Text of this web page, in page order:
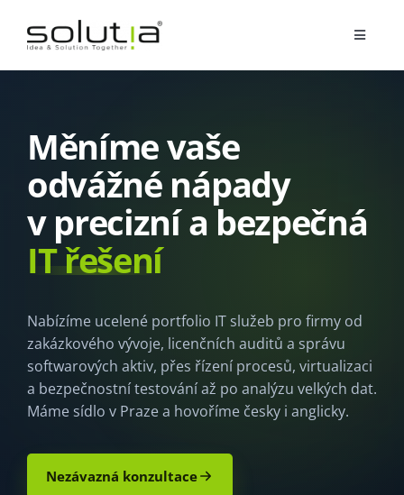
Toggle
Partnerství
Reference
Blog
Kariéra
Kontakt
Měníme vaše
odvážné nápady
v precizní a bezpečná
IT řešení
Nabízíme ucelené portfolio IT služeb pro firmy od
zakázkového vývoje, licenčních auditů a správu
softwarových aktiv, přes řízení procesů, virtualizaci
a bezpečnostní testování až po analýzu velkých dat.
Máme sídlo v Praze a hovoříme česky i anglicky.
Nezávazná konzultace